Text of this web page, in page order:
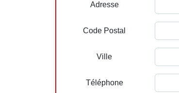
Adresse
Code Postal
Ville
Téléphone